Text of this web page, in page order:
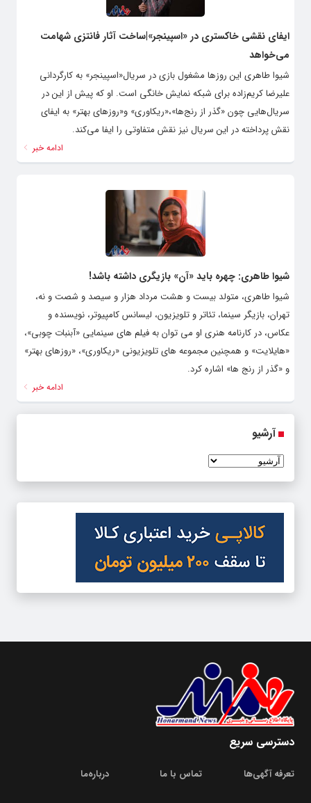
ایفای نقشی خاکستری در «اسپینجر»|ساخت آثار فانتزی شهامت
می‌خواهد
شیوا طاهری این روزها مشغول بازی در سریال«اسپینجر» به کارگردانی
علیرضا کریم‌زاده برای شبکه نمایش خانگی است. او که پیش از این در
سریال‌هایی چون «گذر از رنج‌ها»،«ریکاوری» و«روزهای بهتر» به ایفای
نقش پرداخته در این سریال نیز نقش متفاوتی را ایفا می‌کند.
ادامه خبر
شیوا طاهری: چهره باید «آن» بازیگری داشته باشد!
شیوا طاهری، متولد بیست و هشت مرداد هزار و سیصد و شصت و نه،
تهران، بازیگر سینما، تئاتر و تلویزیون، لیسانس کامپیوتر، نویسنده و
عکاس، در کارنامه هنری او می توان به فیلم های سینمایی «آبنبات چوبی»،
«هایلایت» و همچنین مجموعه های تلویزیونی «ریکاوری»، «روزهای بهتر»
و «گذر از رنج ها» اشاره کرد.
ادامه خبر
آرشیو
دسترسی سریع
تعرفه آگهی‌ها تماس با ما درباره‌‌ما